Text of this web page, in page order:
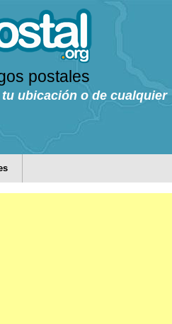
postales
ubicación o de cualquier